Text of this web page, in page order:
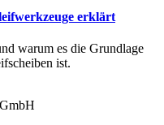
erklärt
warum es die Grundlage
ist.